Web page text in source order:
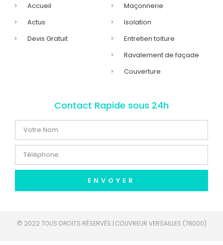
Accueil
Actus
Devis Gratuit
Maçonnerie
Isolation
Entretien toiture
Ravalement de façade
Couverture
Contact Rapide sous 24h
ENVOYER
© 2022 TOUS DROITS RÉSERVÉS | COUVREUR VERSAILLES (78000)